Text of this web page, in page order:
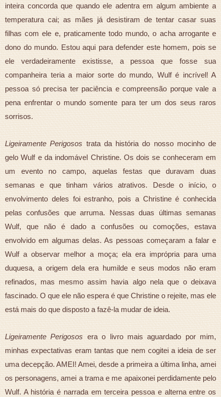
inteira concorda que quando ele adentra em algum ambiente a
temperatura cai; as mães já desistiram de tentar casar suas
filhas com ele e, praticamente todo mundo, o acha arrogante e
dono do mundo. Estou aqui para defender este homem, pois se
ele verdadeiramente existisse, a pessoa que fosse sua
companheira teria a maior sorte do mundo, Wulf é incrível! A
pessoa só precisa ter paciência e compreensão porque vale a
pena enfrentar o mundo somente para ter um dos seus raros
sorrisos.
Ligeiramente Perigosos trata da história do nosso mocinho de
gelo Wulf e da indomável Christine. Os dois se conheceram em
um evento no campo, aquelas festas que duravam duas
semanas e que tinham vários atrativos. Desde o início, o
envolvimento deles foi estranho, pois a Christine é conhecida
pelas confusões que arruma. Nessas duas últimas semanas
Wulf, que não é dado a confusões ou comoções, estava
envolvido em algumas delas. As pessoas começaram a falar e
Wulf a observar melhor a moça; ela era imprópria para uma
duquesa, a origem dela era humilde e seus modos não eram
refinados, mas mesmo assim havia algo nela que o deixava
fascinado. O que ele não espera é que Christine o rejeite, mas ele
está mais do que disposto a fazê-la mudar de ideia.
Ligeiramente Perigosos era o livro mais aguardado por mim,
minhas expectativas eram tantas que nem cogitei a ideia de ser
uma decepção. AMEI! Amei, desde a primeira a última linha, amei
os personagens, amei a trama e me apaixonei perdidamente pelo
Wulf. A história é narrada em terceira pessoa e alterna entre os